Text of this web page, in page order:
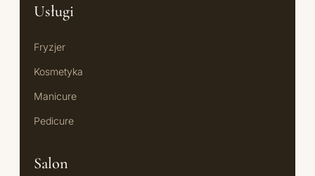
Usługi
Fryzjer
Kosmetyka
Manicure
Pedicure
Salon